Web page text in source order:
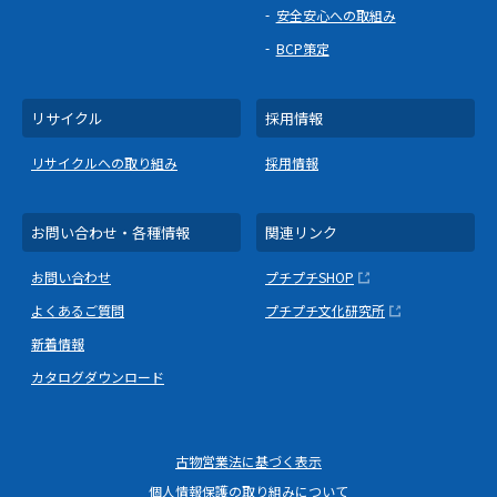
安全安心への取組み
BCP策定
リサイクル
リサイクルへの取り組み
採用情報
採用情報
お問い合わせ・各種情報
お問い合わせ
よくあるご質問
新着情報
カタログダウンロード
関連リンク
プチプチSHOP
プチプチ文化研究所
古物営業法に基づく表示
個人情報保護の取り組みについて